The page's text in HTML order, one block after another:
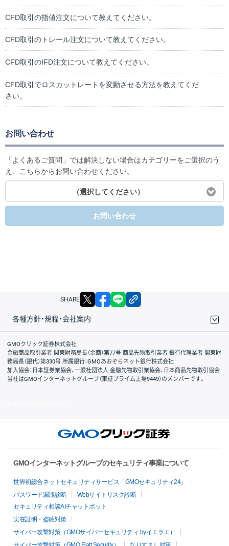
CFD取引の指値注文について教えてください。
CFD取引のトレール注文について教えてください。
CFD取引のIFD注文について教えてください。
CFD取引でロスカットレートを変動させる方法を教えてくだ
さい。
お問い合わせ
「よくあるご質問」では解決しない場合はカテゴリーをご選択のう
え、こちらからお問い合わせください。
（選択してください）
お問い合わせ
SHARE X facebook
各種方針・規程・会社案内
取引規程・約款
サイトマップ
その他のご案内
個人情報保護方針
最良執行方針
サイトのご利用について
ディスクレイマー
信託保全
リスク説明
会社案内
GMOクリック証券株式会社
金融商品取引業者 関東財務局長（金商）第77号 商品先物取引業者 銀行代理業者 関東財
務局長（銀代）第330号 所属銀行：GMOあおぞらネット銀行株式会社
加入協会：日本証券業協会、一般社団法人 金融先物取引業協会、日本商品先物取引協会
当社はGMOインターネットグループ（東証プライム上場9449）のメンバーです。
GMOインターネットグループのセキュリティ事業について
世界初総合ネットセキュリティサービス「GMOセキュリティ24」
パスワード漏洩診断
Webサイトリスク診断
セキュリティ相談AIチャットボット
実在証明・盗聴対策
サイバー攻撃対策（GMOサイバーセキュリティ byイエラエ）